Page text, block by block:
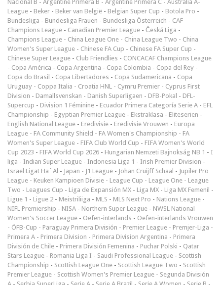
Nacional B - Argentine Primera B - Argentine Primera C - Australia A-
League - Beker - Beker van België - Belgian Super Cup - Botola Pro -
Bundesliga - Bundesliga Frauen - Bundesliga Österreich - CAF
Champions League - Canadian Premier League - Česká Liga -
Champions League - China League One - China League Two - China
Women's Super League - Chinese FA Cup - Chinese FA Super Cup -
Chinese Super League - Club Friendlies - CONCACAF Champions League
- Copa América - Copa Argentina - Copa Colombia - Copa del Rey -
Copa do Brasil - Copa Libertadores - Copa Sudamericana - Copa
Uruguay - Coppa Italia - Croatia HNL - Cymru Premier - Cyprus First
Division - Damallsvenskan - Danish Superligaen - DFB-Pokal - DFL-
Supercup - Division 1 Féminine - Ecuador Primera Categoría Serie A - EFL
Championship - Egyptian Premier League - Ekstraklasa - Eliteserien -
English National League - Eredivisie - Eredivisie Vrouwen - Europa
League - FA Community Shield - FA Women's Championship - FA
Women's Super League - FIFA Club World Cup - FIFA Women's World
Cup 2023 - FIFA World Cup 2026 - Hungarian Nemzeti Bajnokság NB 1 - I
liga - Indian Super League - Indonesia Liga 1 - Irish Premier Division -
Israel Ligat Ha`Al - Japan - J1 League - Johan Cruijff Schaal - Jupiler Pro
League - Keuken Kampioen Divisie - League Cup - League One - League
Two - Leagues Cup - Liga de Expansión MX - Liga MX - Liga MX Femenil -
Ligue 1 - Ligue 2 - Meistriliiga - MLS - MLS Next Pro - Nations League -
NIFL Premiership - NISA - Northern Super League - NWSL National
Women's Soccer League - Oefen-interlands - Oefen-interlands Vrouwen
- ÖFB-Cup - Paraguay Primera División - Premier League - Premjer-Liga -
Primera A - Primera Division - Primera Division Argentina - Primera
División de Chile - Primera División Femenina - Puchar Polski - Qatar
Stars League - Romania Liga I - Saudi Professional League - Scottish
Championship - Scottish League One - Scottish League Two - Scottish
Premier League - Scottish Women's Premier League - Segunda División